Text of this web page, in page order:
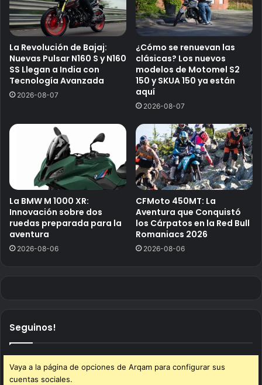
La Revolución de Bajaj:
Nuevas Pulsar N160 S y N160
SS Llegan a India con
Tecnología Avanzada
2026-08-07
¿Cómo se renuevan las
clásicas? Los nuevos
modelos de Motomel S2
150 y SKUA 150 ya están
aquí
2026-08-07
La BMW M 1000 XR:
Innovación sobre dos
ruedas preparada para la
aventura
2026-08-06
CFMoto 450MT: La
Aventura que Conquistó
los Cárpatos en la Red Bull
Romaniacs 2026
2026-08-06
Seguinos!
Vaya a la página de opciones de Arqam para configurar sus
cuentas sociales.